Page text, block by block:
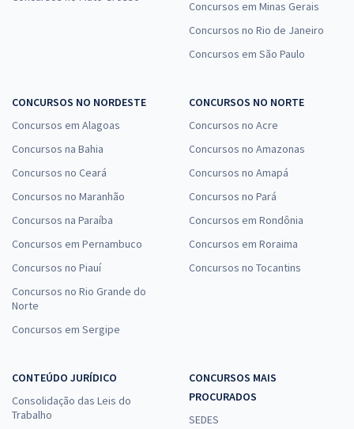
Concursos em Minas Gerais
Concursos no Rio de Janeiro
Concursos em São Paulo
CONCURSOS NO NORDESTE
Concursos em Alagoas
Concursos na Bahia
Concursos no Ceará
Concursos no Maranhão
Concursos na Paraíba
Concursos em Pernambuco
Concursos no Piauí
Concursos no Rio Grande do
Norte
Concursos em Sergipe
CONCURSOS NO NORTE
Concursos no Acre
Concursos no Amazonas
Concursos no Amapá
Concursos no Pará
Concursos em Rondônia
Concursos em Roraima
Concursos no Tocantins
CONTEÚDO JURÍDICO
Consolidação das Leis do
Trabalho
CONCURSOS MAIS
PROCURADOS
SEDES